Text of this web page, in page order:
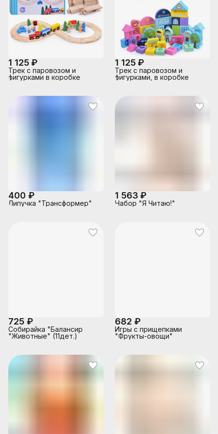
1 125 ₽
Трек с паровозом и
фигурками в коробке
1 125 ₽
Трек с паровозом и
фигурками, в коробке
400 ₽
Липучка "Трансформер"
1 563 ₽
Набор "Я Читаю!"
725 ₽
Собирайка "Балансир
"Животные" (11дет.)
682 ₽
Игры с прищепками
"Фрукты-овощи"